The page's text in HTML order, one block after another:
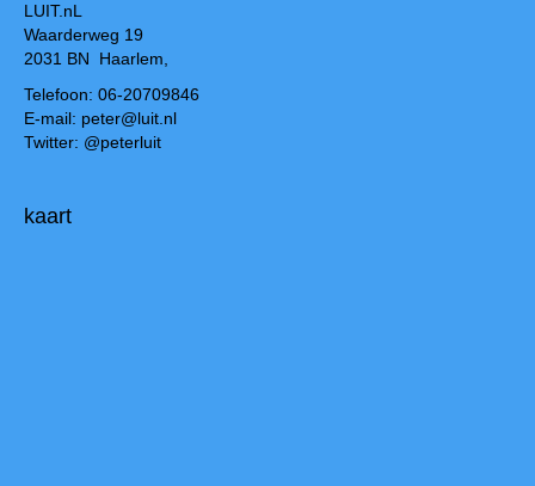
LUIT.nL
Waarderweg 19
2031 BN Haarlem,
Telefoon: 06-20709846
E-mail: peter@luit.nl
Twitter: @peterluit
kaart